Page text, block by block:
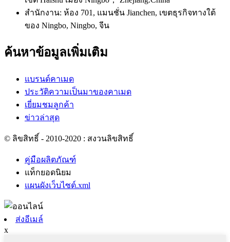
สำนักงาน: ห้อง 701, แมนชั่น Jianchen, เขตธุรกิจทางใต้
ของ Ningbo, Ningbo, จีน
ค้นหาข้อมูลเพิ่มเติม
แบรนด์คาเมด
ประวัติความเป็นมาของคาเมด
เยี่ยมชมลูกค้า
ข่าวล่าสุด
© ลิขสิทธิ์ - 2010-2020 : สงวนลิขสิทธิ์
คู่มือผลิตภัณฑ์
แท็กยอดนิยม
แผนผังเว็บไซต์.xml
ส่งอีเมล์
x